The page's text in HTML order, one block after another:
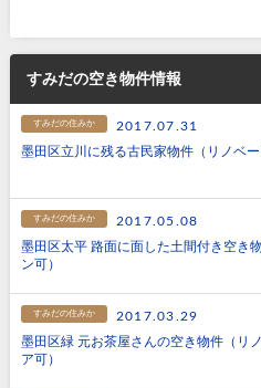
すみだの空き物件情報
すみだの住みか
2017.07.31
墨田区立川に残る古民家物件（リノベー
すみだの住みか
2017.05.08
墨田区太平 路面に面した土間付き空き
ン可）
すみだの住みか
2017.03.29
墨田区緑 元お茶屋さんの空き物件（リ
ア可）